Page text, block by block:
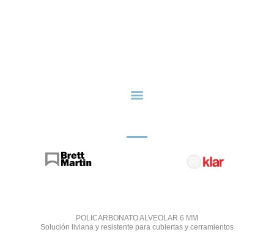
POLICARBONATO ALVEOLAR 6 MM
Solución liviana y resistente para cubiertas y cerramientos